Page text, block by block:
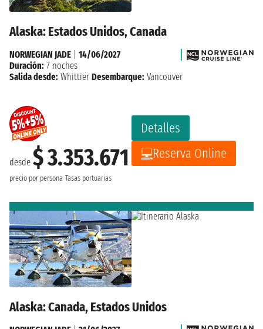
Alaska: Estados Unidos, Canada
desde $ 3.353.671
precio por persona Tasas portuarias
Detalles
Reserva Online
NORWEGIAN JADE
14/06/2027
Duración: 7 noches
Salida desde: Whittier Desembarque: Vancouver
Alaska: Canada, Estados Unidos